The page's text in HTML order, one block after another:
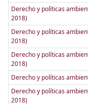
Derecho y políticas
2018)
Derecho y políticas
2018)
Derecho y políticas
2018)
Derecho y políticas
Derecho y políticas
2018)